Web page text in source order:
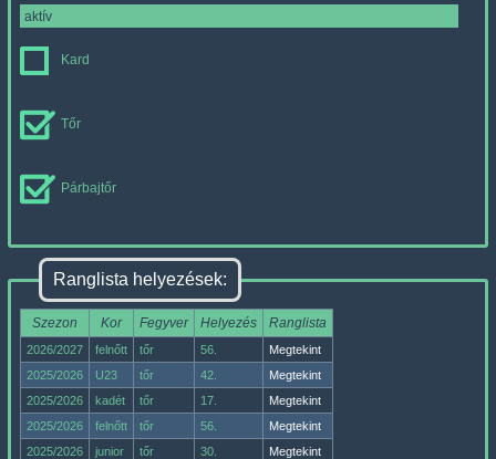
Kard
Tőr
Párbajtőr
Ranglista helyezések:
Szezon Kor Fegyver Helyezés Ranglista
2026/2027 felnőtt tőr 56.
Megtekint
2025/2026
U23 tőr 42.
Megtekint
2025/2026
kadét tőr 17.
Megtekint
2025/2026
felnőtt tőr 56.
Megtekint
2025/2026
junior tőr 30. Megtekint